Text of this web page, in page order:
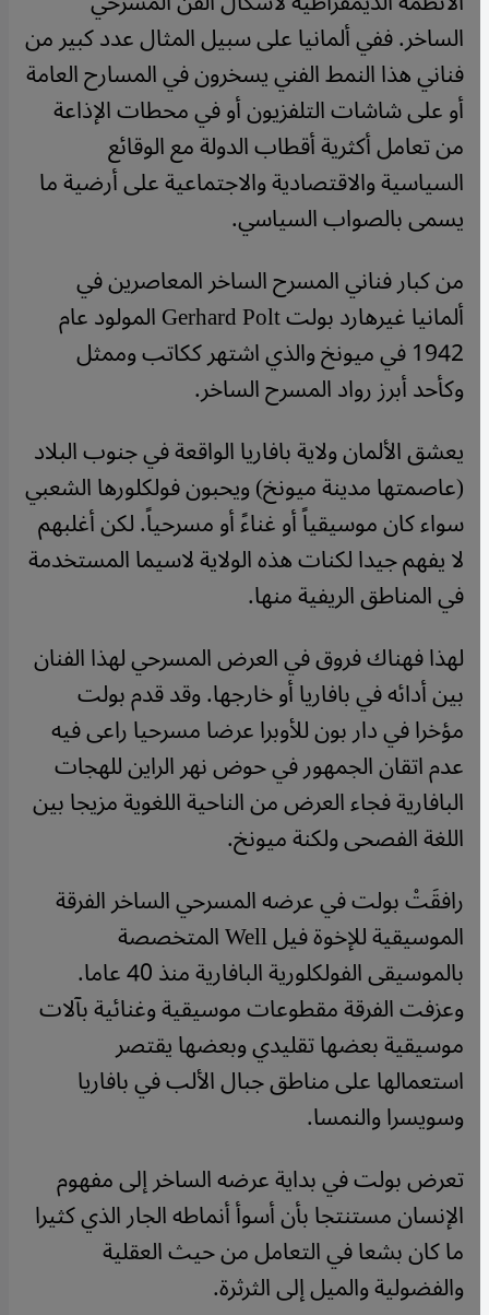
الساخر. ففي ألمانيا على سبيل المثال عدد كبير من
فناني هذا النمط الفني يسخرون في المسارح العامة
أو على شاشات التلفزيون أو في محطات الإذاعة
من تعامل أكثرية أقطاب الدولة مع الوقائع
السياسية والاقتصادية والاجتماعية على أرضية ما
يسمى بالصواب السياسي.
من كبار فناني المسرح الساخر المعاصرين في
ألمانيا غيرهارد بولت Gerhard Polt المولود عام
1942 في ميونخ والذي اشتهر ككاتب وممثل
وكأحد أبرز رواد المسرح الساخر.
يعشق الألمان ولاية بافاريا الواقعة في جنوب البلاد
(عاصمتها مدينة ميونخ) ويحبون فولكلورها الشعبي
سواء كان موسيقياً أو غناءً أو مسرحياً. لكن أغلبهم
لا يفهم جيدا لكنات هذه الولاية لاسيما المستخدمة
في المناطق الريفية منها.
لهذا فهناك فروق في العرض المسرحي لهذا الفنان
بين أدائه في بافاريا أو خارجها. وقد قدم بولت
مؤخرا في دار بون للأوبرا عرضا مسرحيا راعى فيه
عدم اتقان الجمهور في حوض نهر الراين للهجات
البافارية فجاء العرض من الناحية اللغوية مزيجا بين
اللغة الفصحى ولكنة ميونخ.
رافقَتْ بولت في عرضه المسرحي الساخر الفرقة
الموسيقية للإخوة فيل Well المتخصصة
بالموسيقى الفولكلورية البافارية منذ 40 عاما.
وعزفت الفرقة مقطوعات موسيقية وغنائية بآلات
موسيقية بعضها تقليدي وبعضها يقتصر
استعمالها على مناطق جبال الألب في بافاريا
وسويسرا والنمسا.
تعرض بولت في بداية عرضه الساخر إلى مفهوم
الإنسان مستنتجا بأن أسوأ أنماطه الجار الذي كثيرا
ما كان بشعا في التعامل من حيث العقلية
والفضولية والميل إلى الثرثرة.